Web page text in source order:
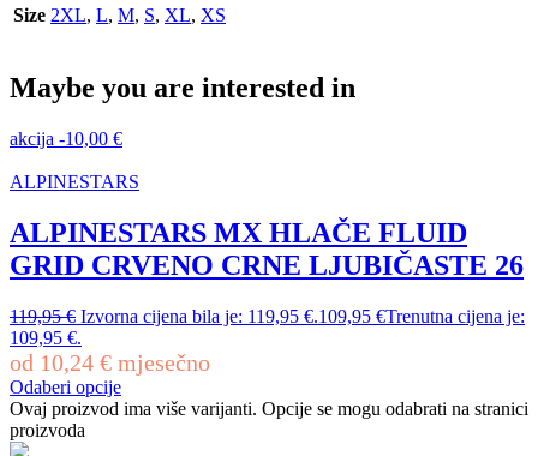
Size 2XL, L, M, S, XL, XS
Maybe you are interested in
akcija -10,00 €
ALPINESTARS
ALPINESTARS MX HLAČE FLUID
GRID CRVENO CRNE LJUBIČASTE 26
119,95€ Izvorna cijena bila je: 119,95 €.109,95 €Trenutna cijena je:
109,95 €.
od 10,24 € mjesečno
Odaberi opcije
Ovaj proizvod ima više varijanti. Opcije se mogu odabrati na stranici
proizvoda